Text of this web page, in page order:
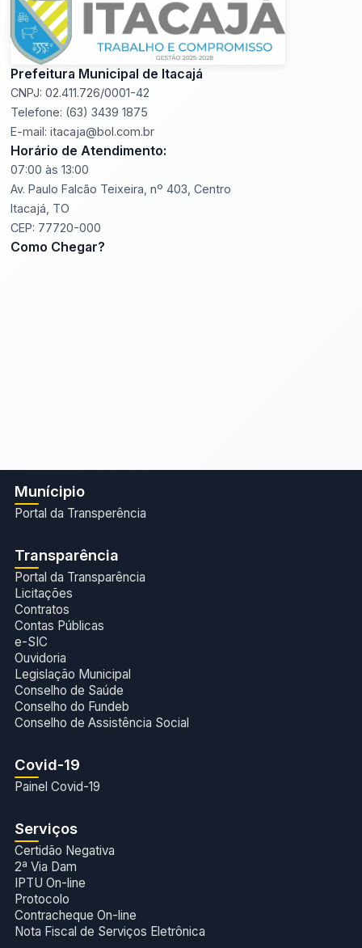
Prefeitura Municipal de Itacajá
CNPJ: 02.411.726/0001-42
Telefone: (63) 3439 1875
E-mail: itacaja@bol.com.br
Horário de Atendimento:
07:00 às 13:00
Av. Paulo Falcão Teixeira, nº 403, Centro
Itacajá, TO
CEP: 77720-000
Como Chegar?
Munícipio
Portal da Transperência
Transparência
Portal da Transparência
Licitações
Contratos
Contas Públicas
e-SIC
Ouvidoria
Legislação Municipal
Conselho de Saúde
Conselho do Fundeb
Conselho de Assistência Social
Covid-19
Painel Covid-19
Serviços
Certidão Negativa
2ª Via Dam
IPTU On-line
Protocolo
Contracheque On-line
Nota Fiscal de Serviços Eletrônica